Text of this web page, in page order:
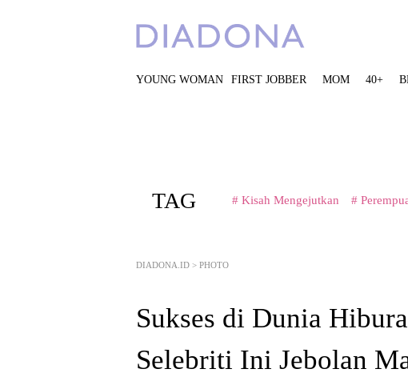
YOUNG WOMAN FIRST JOBBER MOM 40+
TAG # Kisah Mengejutkan #
DIADONA.ID > PHOTO
Sukses di Dunia
Selebriti Ini Jebolan